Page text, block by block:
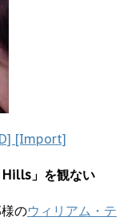
[Import]
Hills」を観ない
のウィリアム・テ